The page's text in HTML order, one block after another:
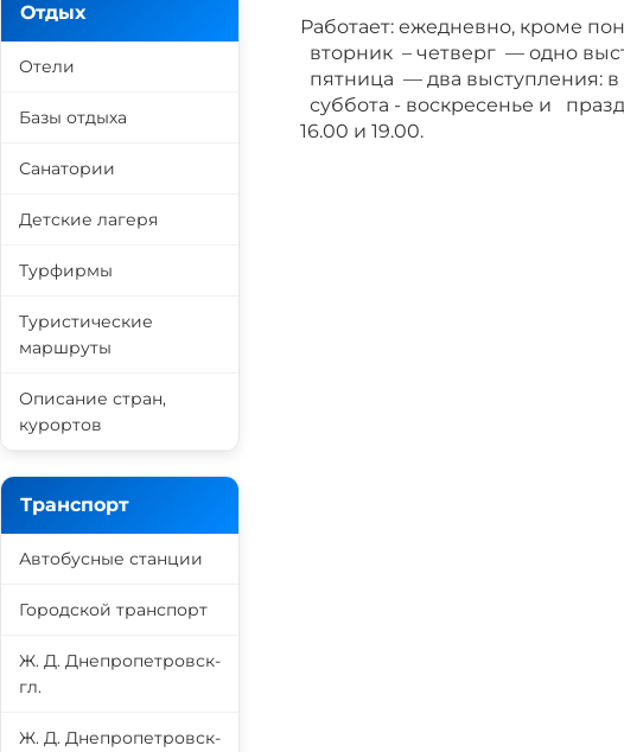
Работает: ежедневно, кроме
вторник – четверг — одно
пятница — два выступления: в
суббота - воскресенье и
16.00 и 19.00.
Отдых
Отели
Базы отдыха
Санатории
Детские лагеря
Турфирмы
Туристические
маршруты
Описание стран,
курортов
Транспорт
Автобусные станции
Городской транспорт
Ж. Д. Днепропетровск-
гл.
Ж. Д. Днепропетровск-